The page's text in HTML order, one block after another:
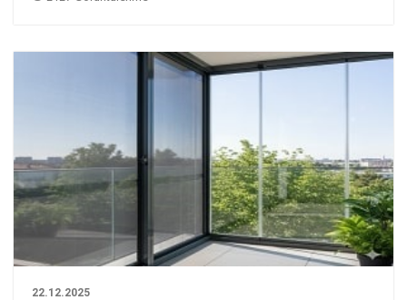
22.12.2025